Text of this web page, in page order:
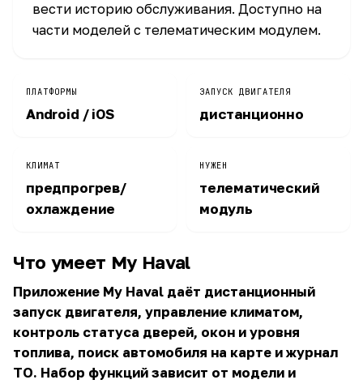
вести историю обслуживания. Доступно на
части моделей с телематическим модулем.
ПЛАТФОРМЫ
Android / iOS
ЗАПУСК ДВИГАТЕЛЯ
дистанционно
КЛИМАТ
предпрогрев/
охлаждение
НУЖЕН
телематический
модуль
Что умеет My Haval
Приложение My Haval даёт дистанционный
запуск двигателя, управление климатом,
контроль статуса дверей, окон и уровня
топлива, поиск автомобиля на карте и журнал
ТО. Набор функций зависит от модели и